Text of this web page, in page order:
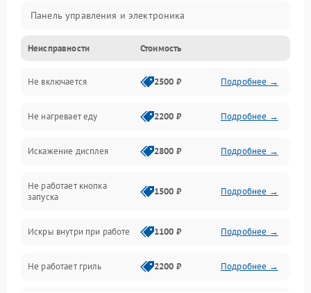
Панель управления и электроника
Дверца и корпус
Механика и внутренние элементы
Механические повреждения
Питание и запуск
Нагрев и приготовление
Программное обеспечение
Неисправности Стоимость
Не включается 2500 ₽ Подробнее →
Не нагревает еду 2200 ₽ Подробнее →
Искажение дисплея 2800 ₽ Подробнее →
Не работает кнопка
запуска
1500 ₽ Подробнее →
Искры внутри при работе 1100 ₽ Подробнее →
Не работает гриль 2200 ₽ Подробнее →